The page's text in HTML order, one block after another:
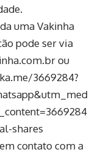
uma Vakinha
pode ser via
ou
3669284?
shares
contato com a